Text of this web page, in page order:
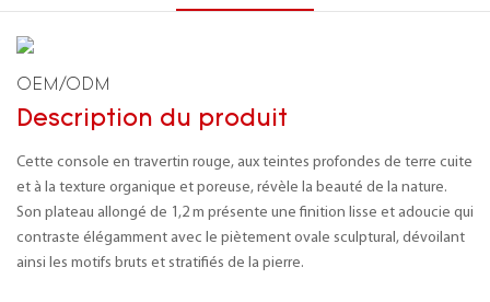
OEM/ODM
Description du produit
Cette console en travertin rouge, aux teintes profondes de terre cuite
et à la texture organique et poreuse, révèle la beauté de la nature.
Son plateau allongé de 1,2 m présente une finition lisse et adoucie qui
contraste élégamment avec le piètement ovale sculptural, dévoilant
ainsi les motifs bruts et stratifiés de la pierre.